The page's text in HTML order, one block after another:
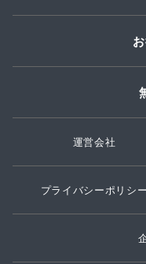
運営会社
プライバシーポリシー